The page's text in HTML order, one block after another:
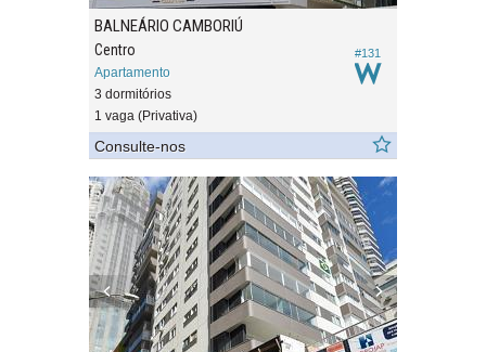
#131
BALNEÁRIO CAMBORIÚ
Centro
Apartamento
3 dormitórios
1 vaga (Privativa)
Consulte-nos